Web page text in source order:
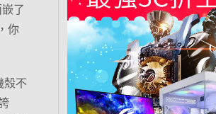
了
你
殼不